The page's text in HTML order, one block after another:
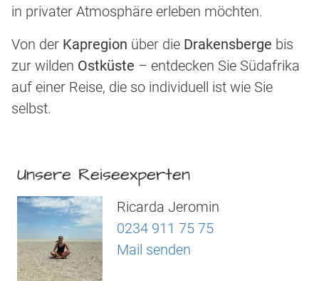
in privater Atmosphäre erleben möchten.
Von der Kapregion über die Drakensberge bis
zur wilden Ostküste – entdecken Sie Südafrika
auf einer Reise, die so individuell ist wie Sie
selbst.
Unsere Reiseexperten
Ricarda Jeromin
0234 911 75 75
Mail senden